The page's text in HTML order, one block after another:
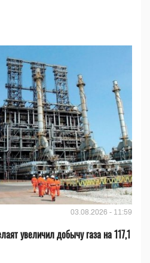
03.08.2026 - 11:59
увеличил добычу газа на 117,1